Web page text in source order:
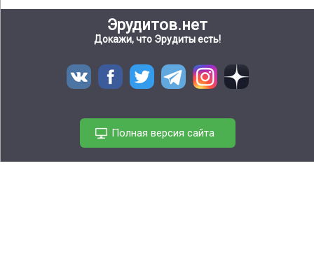
Эрудитов.нет
Докажи, что Эрудиты есть!
Полная версия сайта